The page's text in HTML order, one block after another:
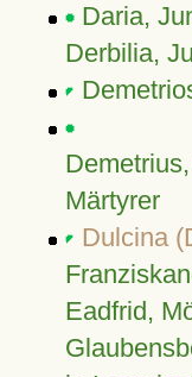
Daria,
Derbilia,
Märtyrer
Dulcina
Eadfrid,